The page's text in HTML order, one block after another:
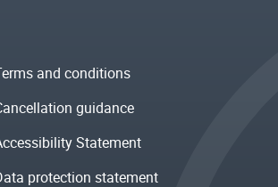
and conditions
guidance
Statement
protection statement